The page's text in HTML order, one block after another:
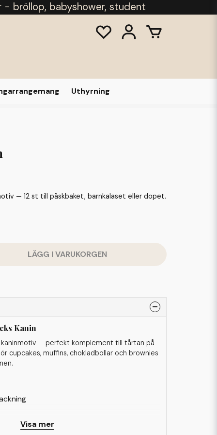
- bröllop, babyshower, student
Uthyrning
— 12 st till påskbaket, barnkalaset eller dopet.
LÄGG I VARUKORGEN
Kanin
— perfekt komplement till tårtan på
cupcakes, muffins, chokladbollar och brownies
hög kvalitet, träpinne
Visa mer